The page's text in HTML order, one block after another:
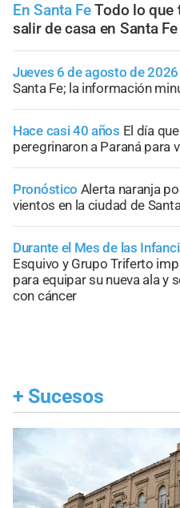
En Santa Fe Todo lo que
salir de casa en Santa
Jueves 6 de agosto de 2026
Santa Fe; la información
Hace casi 40 años El día
peregrinaron a Paraná para
Pronóstico Alerta naranja
vientos en la ciudad de
Durante el Mes de las
Esquivo y Grupo Triferto
para equipar su nueva ala y
con cáncer
+ Sucesos